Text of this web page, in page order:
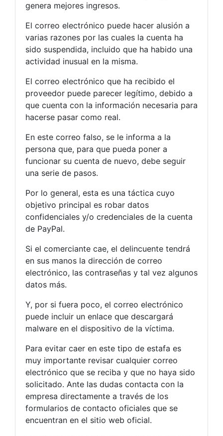
genera mejores ingresos.
El correo electrónico puede hacer alusión a
varias razones por las cuales la cuenta ha
sido suspendida, incluido que ha habido una
actividad inusual en la misma.
El correo electrónico que ha recibido el
proveedor puede parecer legítimo, debido a
que cuenta con la información necesaria para
hacerse pasar como real.
En este correo falso, se le informa a la
persona que, para que pueda poner a
funcionar su cuenta de nuevo, debe seguir
una serie de pasos.
Por lo general, esta es una táctica cuyo
objetivo principal es robar datos
confidenciales y/o credenciales de la cuenta
de PayPal.
Si el comerciante cae, el delincuente tendrá
en sus manos la dirección de correo
electrónico, las contraseñas y tal vez algunos
datos más.
Y, por si fuera poco, el correo electrónico
puede incluir un enlace que descargará
malware en el dispositivo de la víctima.
Para evitar caer en este tipo de estafa es
muy importante revisar cualquier correo
electrónico que se reciba y que no haya sido
solicitado. Ante las dudas contacta con la
empresa directamente a través de los
formularios de contacto oficiales que se
encuentran en el sitio web oficial.